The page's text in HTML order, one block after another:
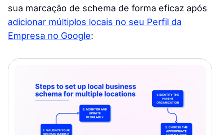
sua marcação de schema de forma eficaz após
adicionar múltiplos locais no seu Perfil da
Empresa no Google: